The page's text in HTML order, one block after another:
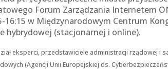
Forum Zarządzania Internetem
16:15 w Międzynarodowym Centrum
hybrydowej (stacjonarnej i online).
eksperci, przedstawiciele administracji rządowej i
(Agencji Unii Europejskiej ds.